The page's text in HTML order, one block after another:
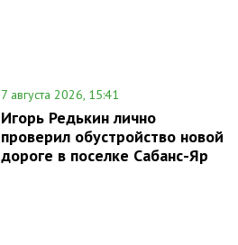
7 августа 2026, 15:41
Игорь Редькин лично
проверил обустройство новой
дороге в поселке Сабанс-Яр